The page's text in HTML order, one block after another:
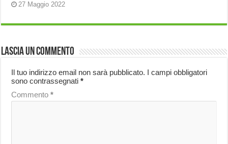
27 Maggio 2022
Lascia un commento
Il tuo indirizzo email non sarà pubblicato. I campi obbligatori
sono contrassegnati*
Commento*